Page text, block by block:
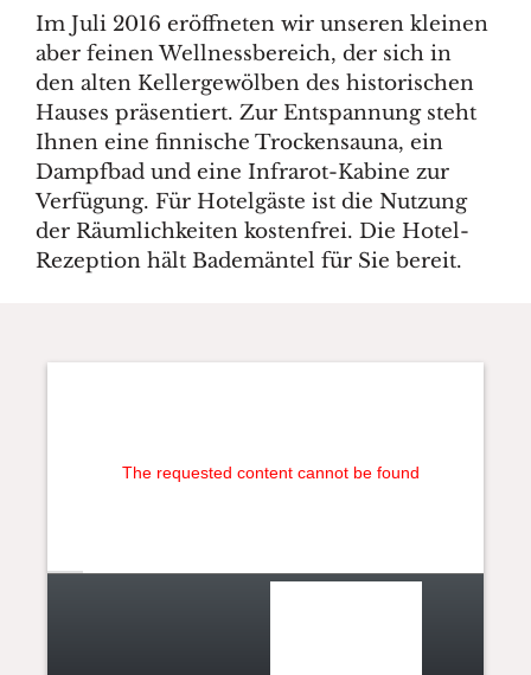
Im Juli 2016 eröffneten wir unseren kleinen
aber feinen Wellnessbereich, der sich in
den alten Kellergewölben des historischen
Hauses präsentiert. Zur Entspannung steht
Ihnen eine finnische Trockensauna, ein
Dampfbad und eine Infrarot-Kabine zur
Verfügung. Für Hotelgäste ist die Nutzung
der Räumlichkeiten kostenfrei. Die Hotel-
Rezeption hält Bademäntel für Sie bereit.
The requested content cannot be found